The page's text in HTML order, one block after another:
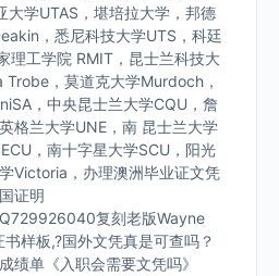
大学UTAS，堪培拉大学，邦德
，悉尼科技大学UTS，科廷
理工学院 RMIT，昆士兰科技大
，莫道克大学Murdoch，
，中央昆士兰大学CQU，詹
格兰大学UNE，南 昆士兰大学
，南十字星大学SCU，阳光
Victoria，办理澳洲毕业证文凭
证明
Q729926040复刻老版Wayne
样板,?国外文凭真是可查吗？
绩单《入职会需要文凭吗》